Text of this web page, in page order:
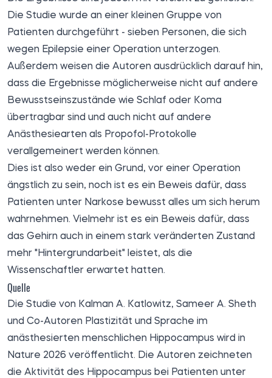
Die Studie wurde an einer kleinen Gruppe von
Patienten durchgeführt - sieben Personen, die sich
wegen Epilepsie einer Operation unterzogen.
Außerdem weisen die Autoren ausdrücklich darauf hin,
dass die Ergebnisse möglicherweise nicht auf andere
Bewusstseinszustände wie Schlaf oder Koma
übertragbar sind und auch nicht auf andere
Anästhesiearten als Propofol-Protokolle
verallgemeinert werden können.
Dies ist also weder ein Grund, vor einer Operation
ängstlich zu sein, noch ist es ein Beweis dafür, dass
Patienten unter Narkose bewusst alles um sich herum
wahrnehmen. Vielmehr ist es ein Beweis dafür, dass
das Gehirn auch in einem stark veränderten Zustand
mehr "Hintergrundarbeit" leistet, als die
Wissenschaftler erwartet hatten.
Quelle
Die Studie von Kalman A. Katlowitz, Sameer A. Sheth
und Co-Autoren Plastizität und Sprache im
anästhesierten menschlichen Hippocampus wird in
Nature 2026 veröffentlicht. Die Autoren zeichneten
die Aktivität des Hippocampus bei Patienten unter